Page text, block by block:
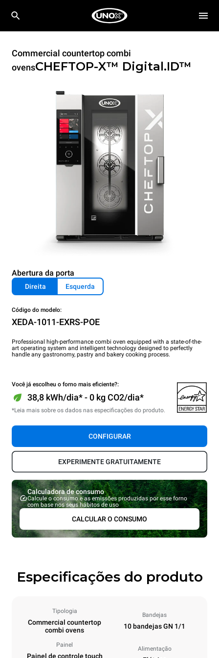
Commercial countertop combi
ovensCHEFTOP-X™ Digital.ID™
Abertura da porta
Direita Esquerda
Código do modelo:
XEDA-1011-EXRS-POE
Professional high-performance combi oven equipped with a state-of-the-
art operating system and intelligent technology designed to perfectly
handle any gastronomy, pastry and bakery cooking process.
Você já escolheu o forno mais eficiente?:
38,8 kWh/dia* - 0 kg CO2/dia*
*Leia mais sobre os dados nas especificações do produto.
CONFIGURAR
EXPERIMENTE GRATUITAMENTE
Calculadora de consumo
Calcule o consumo e as emissões produzidas por esse forno
com base nos seus hábitos de uso
CALCULAR O CONSUMO
Especificações do produto
Tipologia
Commercial countertop
combi ovens
Bandejas
10 bandejas GN 1/1
Painel
Painel de controle touch
Alimentação